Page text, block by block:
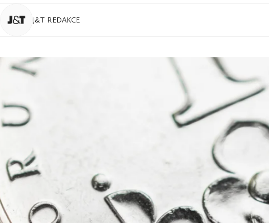
J&T REDAKCE